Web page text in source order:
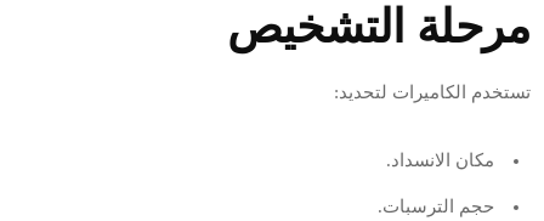
مرحلة التشخيص
تستخدم الكاميرات لتحديد:
مكان الانسداد.
حجم الترسبات.